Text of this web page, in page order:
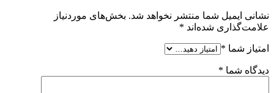
نشانی ایمیل شما منتشر نخواهد شد. بخش‌های موردنیاز
علامت‌گذاری شده‌اند *
امتیاز شما *
دیدگاه شما *